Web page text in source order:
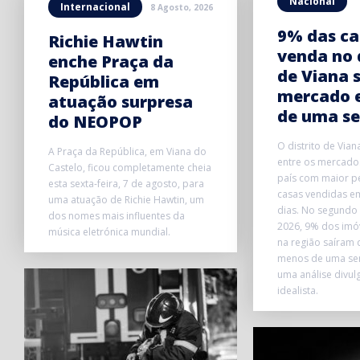
Internacional 8 Agosto, 2026
Richie Hawtin
enche Praça da
República em
atuação surpresa
do NEOPOP
A Praça da República, em Viana do
Castelo, ficou completamente cheia
esta sexta-feira, 7 de agosto, para
uma atuação de Richie Hawtin, um
dos nomes mais influentes da
música eletrónica mundial.
9% das
venda
de Viana
mercado
de uma
O distrito de
entre os
país com maior
casas vendidas
dias. No
2026, 9% dos
na região saíram
menos de uma
uma análise
idealista.